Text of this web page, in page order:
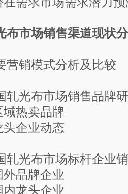
布市场销售渠道现状
销模式分析及比较
光布市场销售品牌
卖品牌
业动态
光布市场标杆企业销
牌企业
头企业